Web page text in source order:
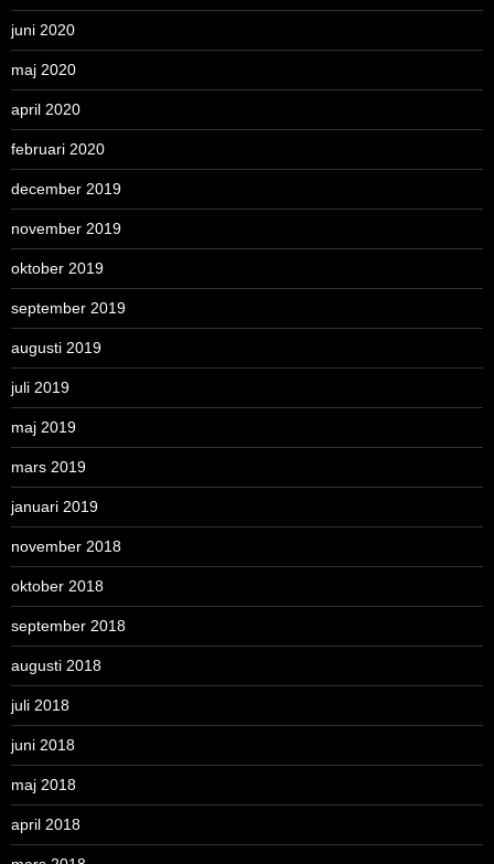
juni 2020
maj 2020
april 2020
februari 2020
december 2019
november 2019
oktober 2019
september 2019
augusti 2019
juli 2019
maj 2019
mars 2019
januari 2019
november 2018
oktober 2018
september 2018
augusti 2018
juli 2018
juni 2018
maj 2018
april 2018